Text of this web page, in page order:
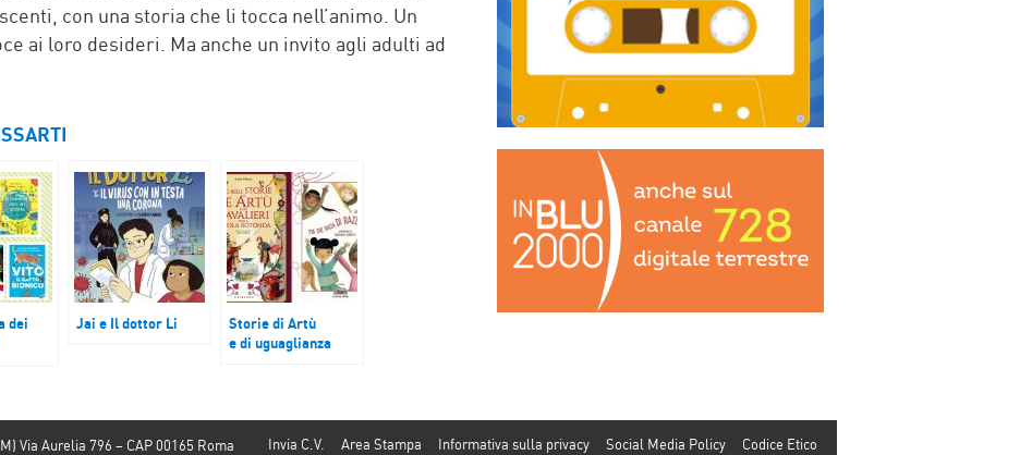
con una storia che li tocca nell’animo. Un
ai loro desideri. Ma anche un invito agli adulti ad
dei
Jai e Il dottor Li
Storie di Artù
e di uguaglianza
Invia C.V. Area Stampa Informativa sulla privacy Social Media Policy Codice Etico
Via Aurelia 796 – CAP 00165 Roma